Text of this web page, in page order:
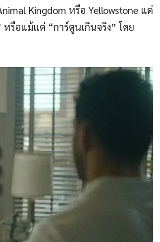
Kingdom หรือ Yellowstone แต่
รือแม้แต่ “การ์ตูนเกินจริง” โดย